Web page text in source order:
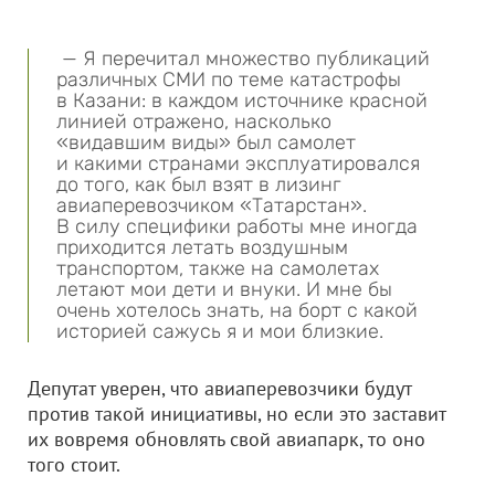
— Я перечитал множество публикаций
различных СМИ по теме катастрофы
в Казани: в каждом источнике красной
линией отражено, насколько
«видавшим виды» был самолет
и какими странами эксплуатировался
до того, как был взят в лизинг
авиаперевозчиком «Татарстан».
В силу специфики работы мне иногда
приходится летать воздушным
транспортом, также на самолетах
летают мои дети и внуки. И мне бы
очень хотелось знать, на борт с какой
историей сажусь я и мои близкие.
Депутат уверен, что авиаперевозчики будут
против такой инициативы, но если это заставит
их вовремя обновлять свой авиапарк, то оно
того стоит.